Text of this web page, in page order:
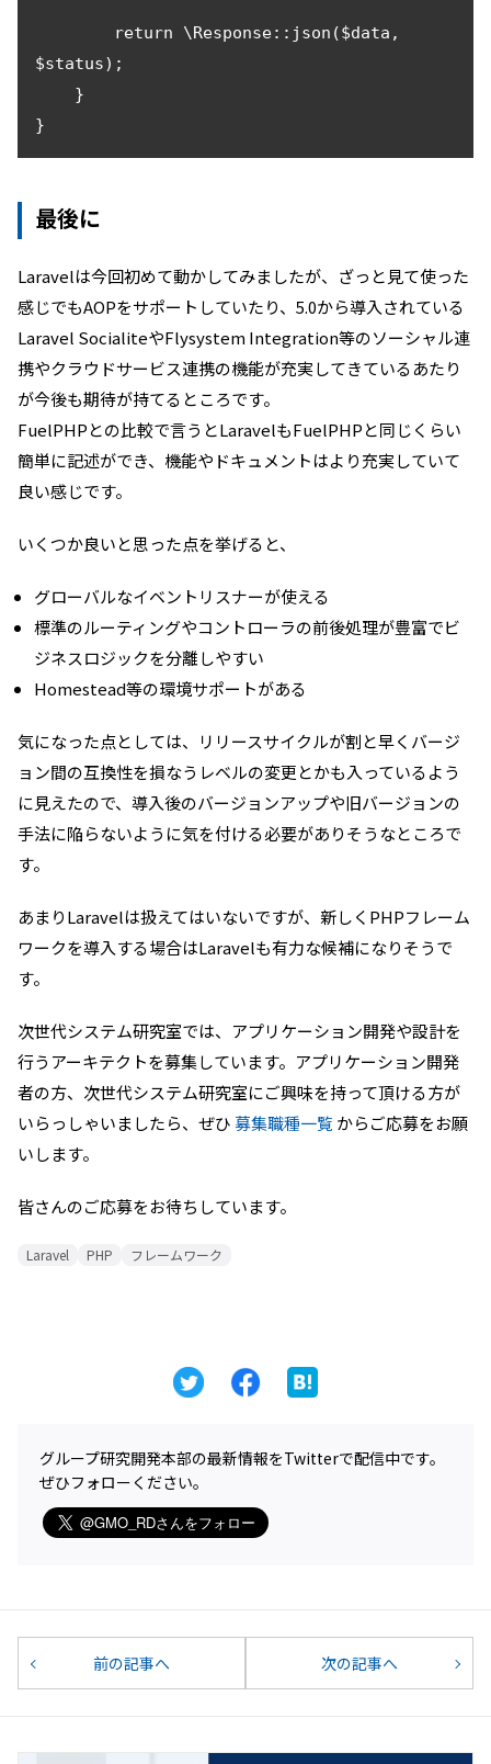
$status);
}
最後に
Laravelは今回初めて動かしてみましたが、ざっと見て使った
感じでもAOPをサポートしていたり、5.0から導入されている
Laravel SocialiteやFlysystem Integration等のソーシャル連
携やクラウドサービス連携の機能が充実してきているあたり
が今後も期待が持てるところです。
FuelPHPとの比較で言うとLaravelもFuelPHPと同じくらい
簡単に記述ができ、機能やドキュメントはより充実していて
良い感じです。
いくつか良いと思った点を挙げると、
グローバルなイベントリスナーが使える
標準のルーティングやコントローラの前後処理が豊富でビ
ジネスロジックを分離しやすい
Homestead等の環境サポートがある
気になった点としては、リリースサイクルが割と早くバージ
ョン間の互換性を損なうレベルの変更とかも入っているよう
に見えたので、導入後のバージョンアップや旧バージョンの
手法に陥らないように気を付ける必要がありそうなところで
す。
あまりLaravelは扱えてはいないですが、新しくPHPフレーム
ワークを導入する場合はLaravelも有力な候補になりそうで
す。
次世代システム研究室では、アプリケーション開発や設計を
行うアーキテクトを募集しています。アプリケーション開発
者の方、次世代システム研究室にご興味を持って頂ける方が
いらっしゃいましたら、ぜひ募集職種一覧 からご応募をお願
いします。
皆さんのご応募をお待ちしています。
Laravel PHP フレームワーク
グループ研究開発本部の最新情報をTwitterで配信中です。
ぜひフォローください。
前の記事へ 次の記事へ